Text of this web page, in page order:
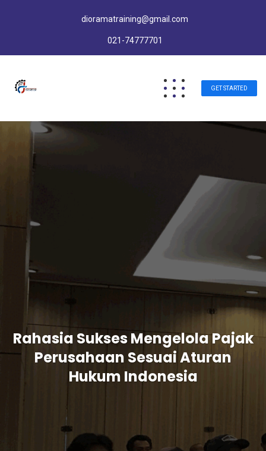
dioramatraining@gmail.com
021-74777701
GET STARTED
Rahasia Sukses Mengelola Pajak
Perusahaan Sesuai Aturan
Hukum Indonesia